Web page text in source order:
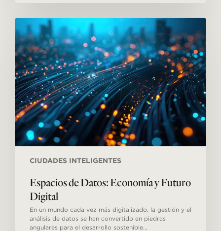
CIUDADES INTELIGENTES
Espacios
de
Datos:
Economía
y
Futuro
Digital
Espacios de Datos: Economía y Futuro
Digital
En un mundo cada vez más digitalizado, la gestión y el
análisis de datos se han convertido en piedras
angulares para el desarrollo sostenible…